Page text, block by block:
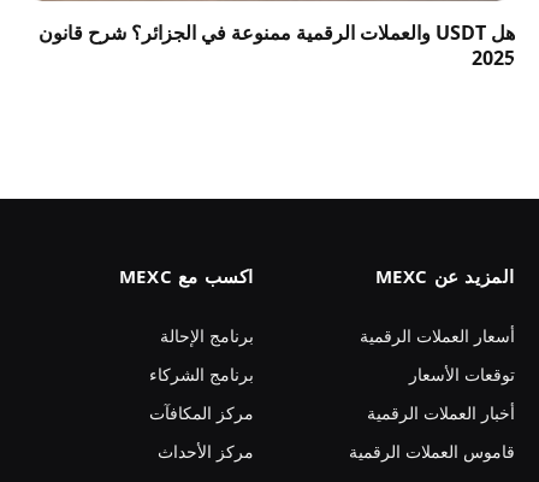
هل USDT والعملات الرقمية ممنوعة في الجزائر؟ شرح قانون
2025
المزيد عن MEXC
أسعار العملات الرقمية
توقعات الأسعار
أخبار العملات الرقمية
قاموس العملات الرقمية
اكسب مع MEXC
برنامج الإحالة
برنامج الشركاء
مركز المكافآت
مركز الأحداث